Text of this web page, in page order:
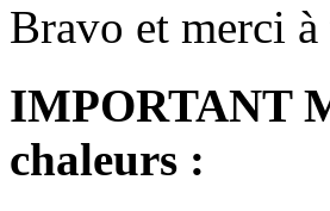
Bravo et merci
IMPORTANT
chaleurs :